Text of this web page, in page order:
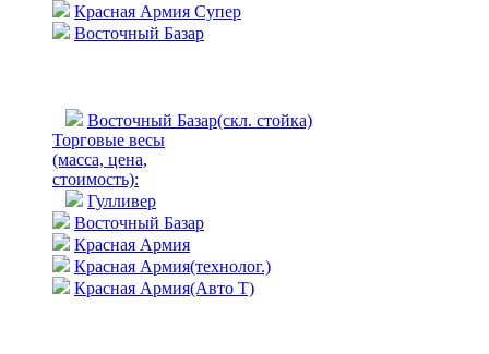
Красная Армия Супер
Восточный Базар
Восточный Базар(скл. стойка)
Торговые весы
(масса, цена,
стоимость):
Гулливер
Восточный Базар
Красная Армия
Красная Армия(технолог.)
Красная Армия(Авто Т)